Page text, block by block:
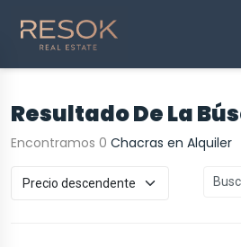
Resultado De La
Encontramos 0 Chacras en Alquiler